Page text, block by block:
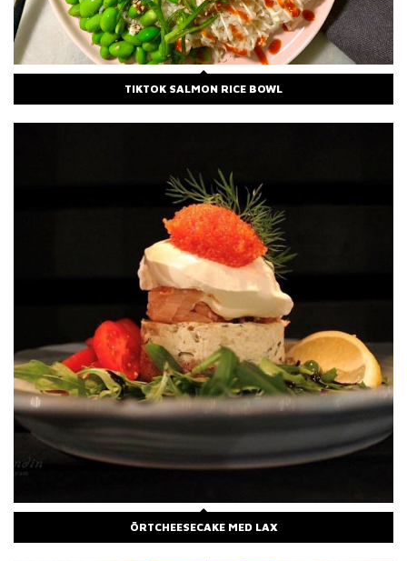
TIKTOK SALMON RICE BOWL
ÖRTCHEESECAKE MED LAX